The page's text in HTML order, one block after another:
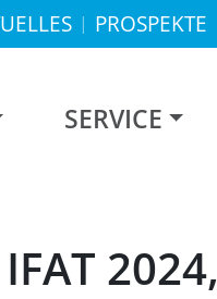
PROSPEKTE
SERVICE
2024,